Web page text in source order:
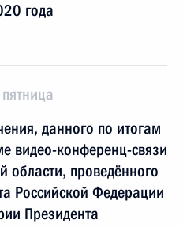
года
данного по итогам
видео-конференц-связи
области, проведённого
Российской Федерации
Президента